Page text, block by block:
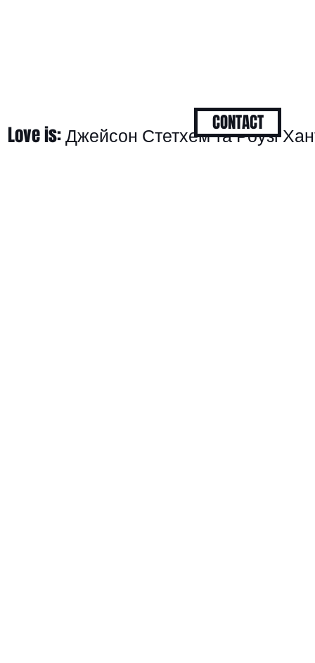
Love is: Джейсон Стетхем та Роузі
CONTACT